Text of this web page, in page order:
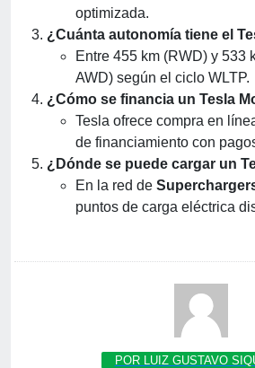
optimizada.
¿Cuánta autonomía tiene el
Entre 455 km (RWD) y 533
AWD) según el ciclo WLTP.
¿Cómo se financia un Tesla
Tesla ofrece compra en
de financiamiento con
¿Dónde se puede cargar un
En la red de
puntos de carga eléctrica
POR LUIZ GUSTAVO